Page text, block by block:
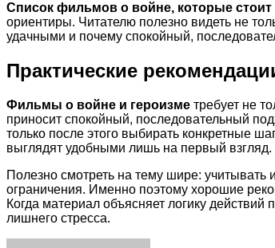
Список фильмов о войне, которые стоит
ориентиры. Читателю полезно видеть не
удачными и почему спокойный,
Практические
Фильмы о войне и героизме требует не
приносит спокойный, последовательный
только после этого выбирать конкретные
выглядят удобными лишь на первый взгляд.
Полезно смотреть на тему шире:
ограничения. Именно поэтому хорошие
Когда материал объясняет логику
лишнего стресса.